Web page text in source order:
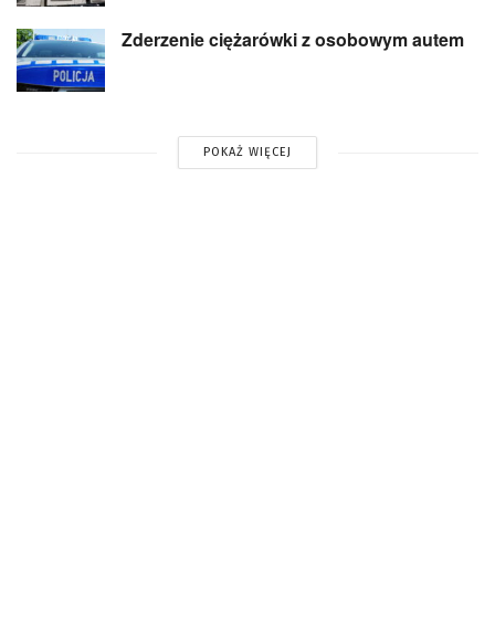
Zderzenie ciężarówki z osobowym autem
POKAŻ WIĘCEJ